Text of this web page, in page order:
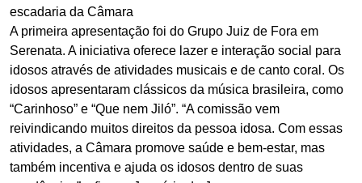
escadaria da Câmara
A primeira apresentação foi do Grupo Juiz de Fora em
Serenata. A iniciativa oferece lazer e interação social para
idosos através de atividades musicais e de canto coral. Os
idosos apresentaram clássicos da música brasileira, como
“Carinhoso” e “Que nem Jiló”. “A comissão vem
reivindicando muitos direitos da pessoa idosa. Com essas
atividades, a Câmara promove saúde e bem-estar, mas
também incentiva e ajuda os idosos dentro de suas